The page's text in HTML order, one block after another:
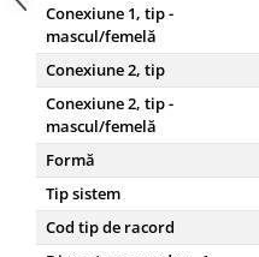
Conexiune 1, tip -
mascul/femelă
Conexiune 2, tip
Conexiune 2, tip -
mascul/femelă
Formă
Tip sistem
Cod tip de racord